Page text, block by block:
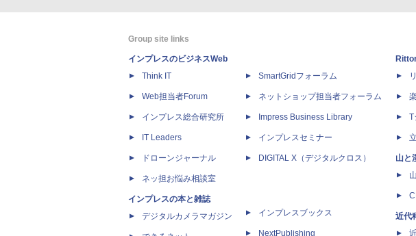
Group site links
インプレスのビジネスWeb
Think IT
Web担当者Forum
インプレス総合研究所
IT Leaders
ドローンジャーナル
ネッ担お悩み相談室
インプレスの本と雑誌
デジタルカメラマガジン
SmartGridフォーラム
ネットショップ担当者フォーラム
Impress Business Library
インプレスセミナー
DIGITAL X（デジタルクロス）
インプレスブックス
NextPublishing
T
山と
近代